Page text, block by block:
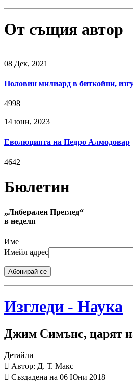
От същия автор
08 Дек, 2021
Половин милиард в биткойни,
4998
14 юни, 2023
Еволюцията на Педро Алмодовар
4642
Бюлетин
„Либерален Преглед“
в неделя
Име
Имейл адрес
Абонирай се
Изгледи - Наука
Джим Симънс, царят
Детайли
Автор: Д. Т. Макс
Създадена на 06 Юни 2018